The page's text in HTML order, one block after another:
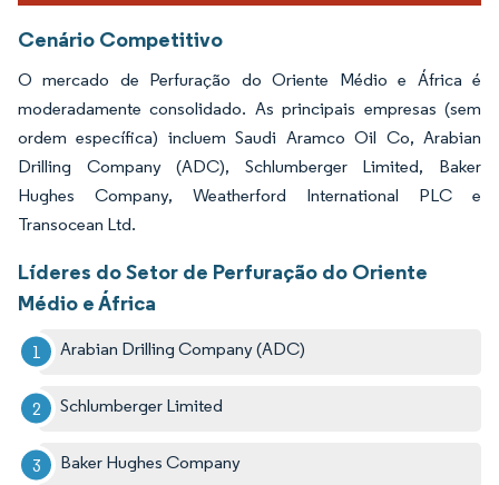
Cenário Competitivo
O mercado de Perfuração do Oriente Médio e África é
moderadamente consolidado. As principais empresas (sem
ordem específica) incluem Saudi Aramco Oil Co, Arabian
Drilling Company (ADC), Schlumberger Limited, Baker
Hughes Company, Weatherford International PLC e
Transocean Ltd.
Líderes do Setor de Perfuração do Oriente
Médio e África
Arabian Drilling Company (ADC)
Schlumberger Limited
Baker Hughes Company